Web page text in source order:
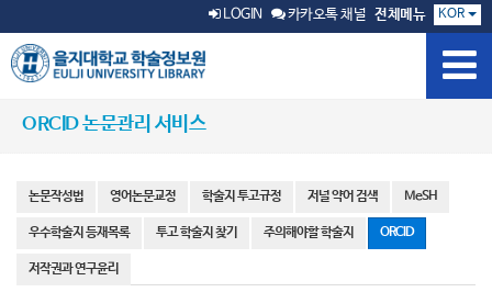
LOGIN 카카오톡 채널 전체메뉴 KOR
ORCID 논문관리 서비스
논문작성법 영어논문교정 학술지 투고규정 저널 약어 검색 MeSH
우수학술지 등재목록 투고 학술지 찾기 주의해야할 학술지 ORCID
저작권과 연구윤리